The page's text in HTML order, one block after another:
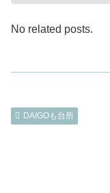
No related posts.
DAIGOも台所